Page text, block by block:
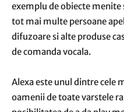
exemplu de obiecte menite
tot mai multe persoane
difuzoare si alte produse
de comanda vocala.
Alexa este unul dintre cele
oamenii de toate varstele